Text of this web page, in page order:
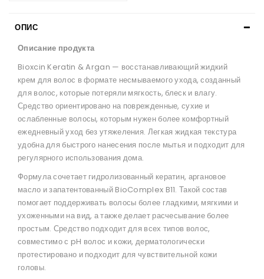
ОПИС
Описание продукта
Bioxcin Keratin & Argan — восстанавливающий жидкий
крем для волос в формате несмываемого ухода, созданный
для волос, которые потеряли мягкость, блеск и влагу.
Средство ориентировано на поврежденные, сухие и
ослабленные волосы, которым нужен более комфортный
ежедневный уход без утяжеления. Легкая жидкая текстура
удобна для быстрого нанесения после мытья и подходит для
регулярного использования дома.
Формула сочетает гидролизованный кератин, аргановое
масло и запатентованный BioComplex B11. Такой состав
помогает поддерживать волосы более гладкими, мягкими и
ухоженными на вид, а также делает расчесывание более
простым. Средство подходит для всех типов волос,
совместимо с pH волос и кожи, дерматологически
протестировано и подходит для чувствительной кожи
головы.